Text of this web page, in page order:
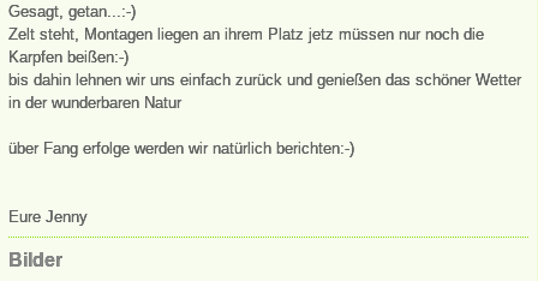
Gesagt, getan...:-)
Zelt steht, Montagen liegen an ihrem Platz jetz müssen nur noch die
Karpfen beißen:-)
bis dahin lehnen wir uns einfach zurück und genießen das schöner Wetter
in der wunderbaren Natur
über Fang erfolge werden wir natürlich berichten:-)
Eure Jenny
Bilder